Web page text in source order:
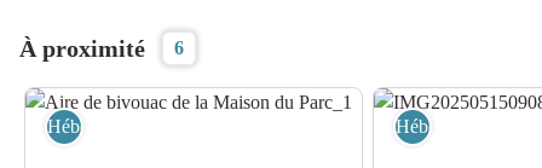
À proximité 6
Hébergement Hébergement